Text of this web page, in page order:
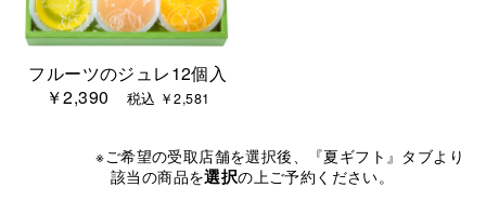
フルーツのジュレ12個入
￥2,390
税込 ￥2,581
※ご希望の受取店舗を選択後、『夏ギフト』タブより
該当の商品を選択の上ご予約ください。